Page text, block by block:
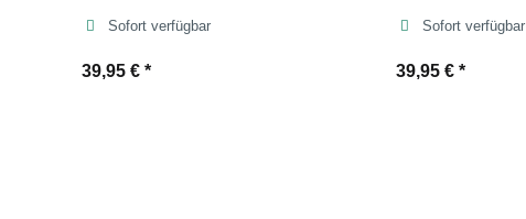
Sofort verfügbar
39,95 € *
Sofort verfügbar
39,95 € *